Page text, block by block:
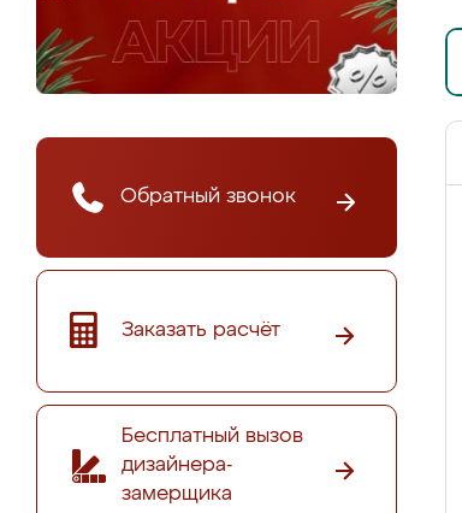
Обратный звонок
Заказать расчёт
Бесплатный вызов
дизайнера-
замерщика